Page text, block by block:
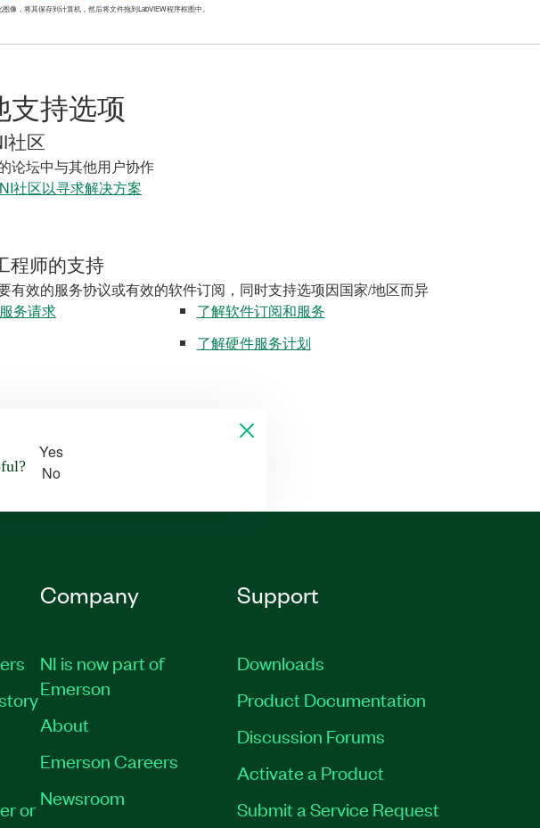
像，将其保存到计算机，然后将文件拖到LabVIEW程序框图中。
支持选项
社区
论坛中与其他用户协作
社区以寻求解决方案
程师的支持
有效的服务协议或有效的软件订阅，同时支持选项因国家/地区而异
务请求
了解软件订阅和服务
了解硬件服务计划
Yes
No
or
Company
NI is now part of
Emerson
About
Emerson Careers
Newsroom
Support
Downloads
Product Documentation
Discussion Forums
Activate a Product
Submit a Service Request